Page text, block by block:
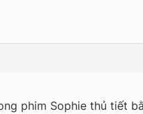
phim Sophie thủ tiết